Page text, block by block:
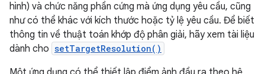
hình) và chức năng phần cứng mà ứng dụng yêu cầu, cũng
như có thể khác với kích thước hoặc tỷ lệ yêu cầu. Để biết
thông tin về thuật toán khớp độ phân giải, hãy xem tài liệu
dành cho setTargetResolution()